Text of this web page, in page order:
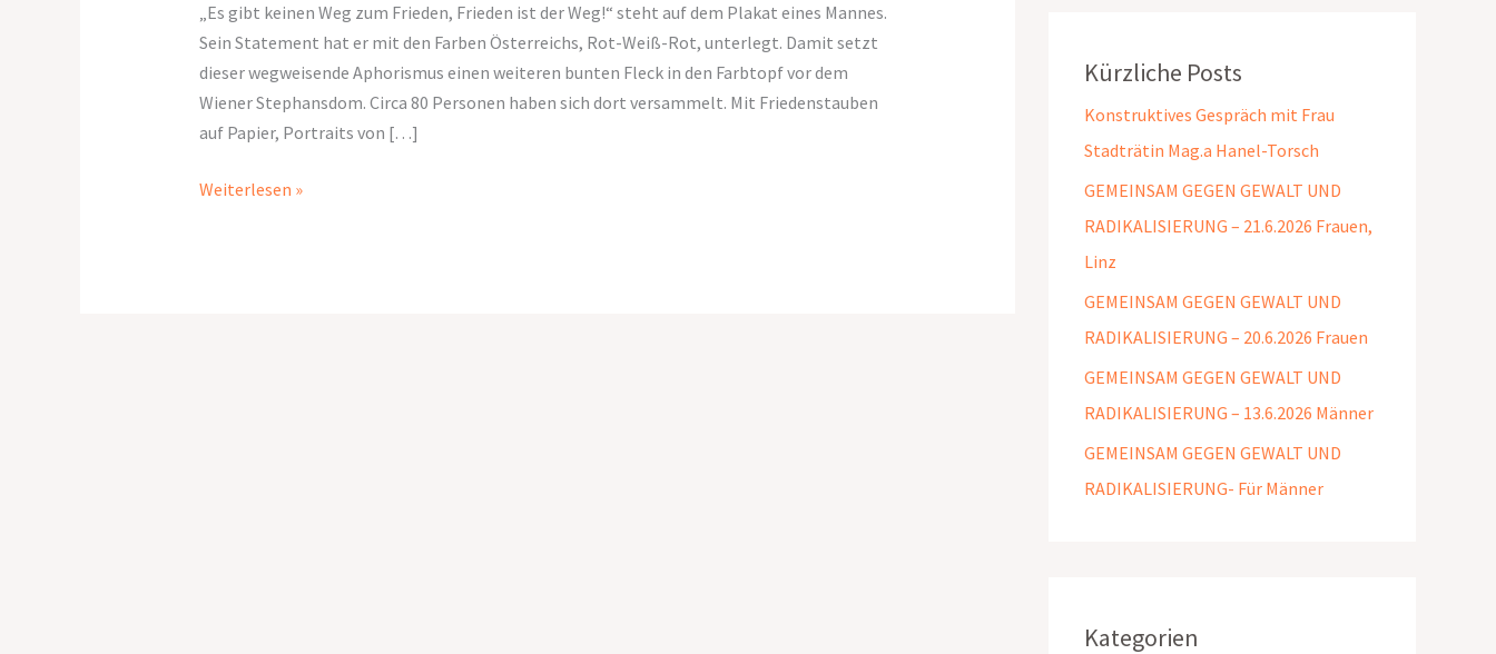
„Es gibt keinen Weg zum Frieden, Frieden ist der Weg!“ steht auf dem Plakat eines Mannes.
Sein Statement hat er mit den Farben Österreichs, Rot-Weiß-Rot, unterlegt. Damit setzt
dieser wegweisende Aphorismus einen weiteren bunten Fleck in den Farbtopf vor dem
Wiener Stephansdom. Circa 80 Personen haben sich dort versammelt. Mit Friedenstauben
auf Papier, Portraits von […]
Weiterlesen »
Kürzliche Posts
Konstruktives Gespräch mit Frau
Stadträtin Mag.a Hanel-Torsch
GEMEINSAM GEGEN GEWALT UND
RADIKALISIERUNG – 21.6.2026 Frauen,
Linz
GEMEINSAM GEGEN GEWALT UND
RADIKALISIERUNG – 20.6.2026 Frauen
GEMEINSAM GEGEN GEWALT UND
RADIKALISIERUNG – 13.6.2026 Männer
GEMEINSAM GEGEN GEWALT UND
RADIKALISIERUNG- Für Männer
Kategorien